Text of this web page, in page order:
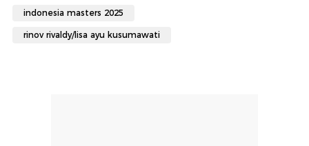
indonesia masters 2025
rinov rivaldy/lisa ayu kusumawati